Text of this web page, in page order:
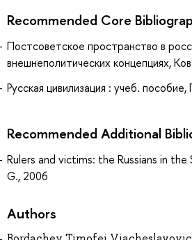
Recommended Core
Постсоветское пространство в
внешнеполитических концепциях,
Русская цивилизация : учеб.
Recommended Additional
Rulers and victims: the Russians in the
G., 2006
Authors